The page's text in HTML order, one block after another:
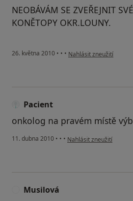
NEOBÁVÁM SE ZVEŘEJNIT
KONĚTOPY OKR.LOUNY.
26. května 2010 • • • podle názoru uživatele
Nahlásit zneužití
Pacient
onkolog na pravém místě
11. dubna 2010 • • • podle názoru uživatele
Nahlásit zneužití
Musilová